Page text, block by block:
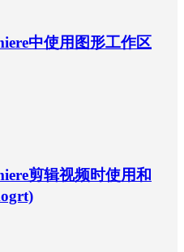
中使用图形工作区
剪辑视频时使用和